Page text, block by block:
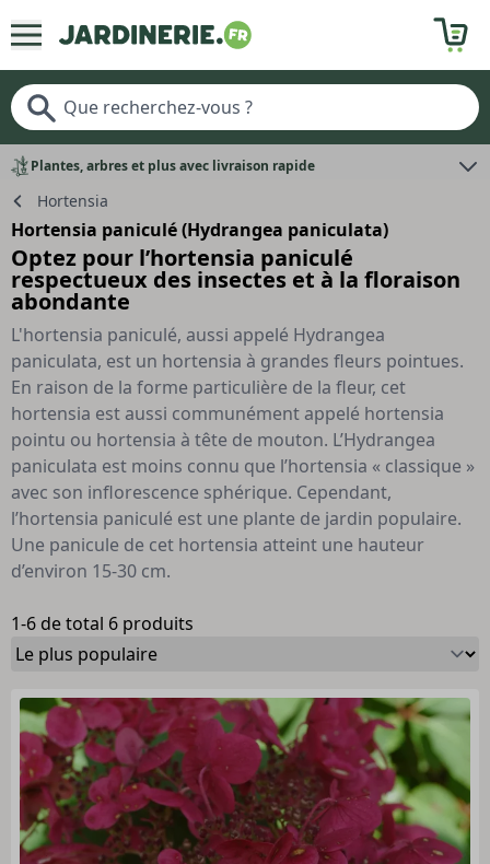
Plantes, arbres et plus avec livraison rapide
Hortensia
Hortensia paniculé (Hydrangea paniculata)
Optez pour l’hortensia paniculé
respectueux des insectes et à la floraison
abondante
L'hortensia paniculé, aussi appelé Hydrangea
paniculata, est un hortensia à grandes fleurs pointues.
En raison de la forme particulière de la fleur, cet
hortensia est aussi communément appelé hortensia
pointu ou hortensia à tête de mouton. L’Hydrangea
paniculata est moins connu que l’hortensia « classique »
avec son inflorescence sphérique. Cependant,
l’hortensia paniculé est une plante de jardin populaire.
Une panicule de cet hortensia atteint une hauteur
d’environ 15-30 cm.
1-6 de total 6 produits